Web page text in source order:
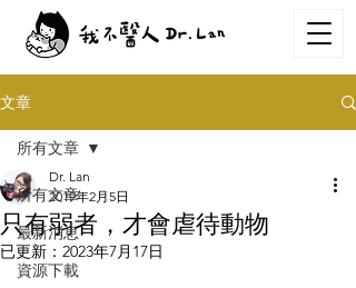
文章
所有文章
最新消息
資源下載
所有文章
只有弱者，才會虐待動物
Dr. Lan
2019年2月5日
已更新： 2023年7月17日